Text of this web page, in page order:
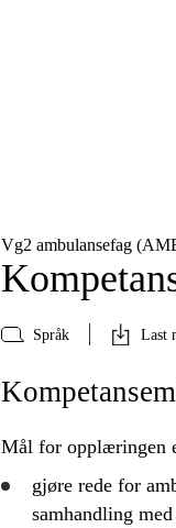
Vg2 ambulansefag
Språk Last
Mål for opplæringen
gjøre rede for
samhandling